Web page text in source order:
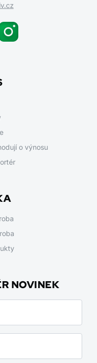
o výnosu
NOVINEK